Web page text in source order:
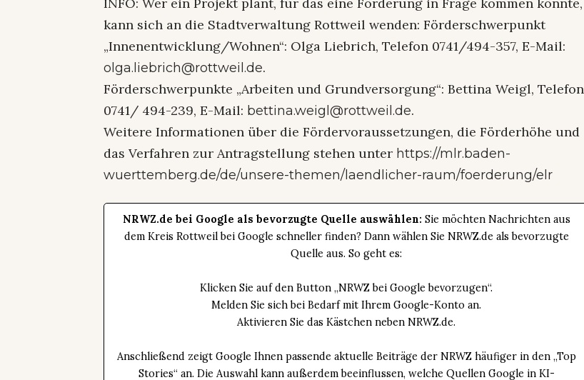
kann sich an die Stadtverwaltung Rottweil wenden: Förderschwerpunkt
„Innenentwicklung/Wohnen“: Olga Liebrich, Telefon 0741/494-357, E-Mail:
olga.liebrich@rottweil.de.
Förderschwerpunkte „Arbeiten und Grundversorgung“: Bettina Weigl, Telefon
0741/ 494-239, E-Mail: bettina.weigl@rottweil.de.
Weitere Informationen über die Fördervoraussetzungen, die Förderhöhe und
das Verfahren zur Antragstellung stehen unter https://mlr.baden-
wuerttemberg.de/de/unsere-themen/laendlicher-raum/foerderung/elr
NRWZ.de bei Google als bevorzugte Quelle auswählen: Sie möchten Nachrichten aus
dem Kreis Rottweil bei Google schneller finden? Dann wählen Sie NRWZ.de als bevorzugte
Quelle aus. So geht es:
Klicken Sie auf den Button „NRWZ bei Google bevorzugen“.
Melden Sie sich bei Bedarf mit Ihrem Google-Konto an.
Aktivieren Sie das Kästchen neben NRWZ.de.
Anschließend zeigt Google Ihnen passende aktuelle Beiträge der NRWZ häufiger in den „Top
Stories“ an. Die Auswahl kann außerdem beeinflussen, welche Quellen Google in KI-